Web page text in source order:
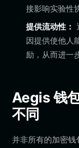
接影响实验性
提供流动性：
因提供使他人
励，从而进一
Aegis 钱
不同
并非所有的加密